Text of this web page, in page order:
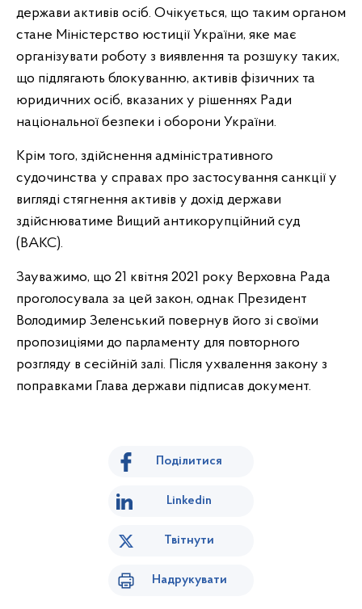
держави активів осіб. Очікується, що таким органом
стане Міністерство юстиції України, яке має
організувати роботу з виявлення та розшуку таких,
що підлягають блокуванню, активів фізичних та
юридичних осіб, вказаних у рішеннях Ради
національної безпеки i оборони України.
Крім того, здійснення адміністративного
судочинства у справах про застосування санкції у
вигляді стягнення активів у дохід держави
здійснюватиме Вищий антикорупційний суд
(ВАКС).
Зауважимо, що 21 квітня 2021 року Верховна Рада
проголосувала за цей закон, однак Президент
Володимир Зеленський повернув його зі своїми
пропозиціями до парламенту для повторного
розгляду в сесійній залі. Після ухвалення закону з
поправками Глава держави підписав документ.
Поділитися
Linkedin
Твітнути
Надрукувати